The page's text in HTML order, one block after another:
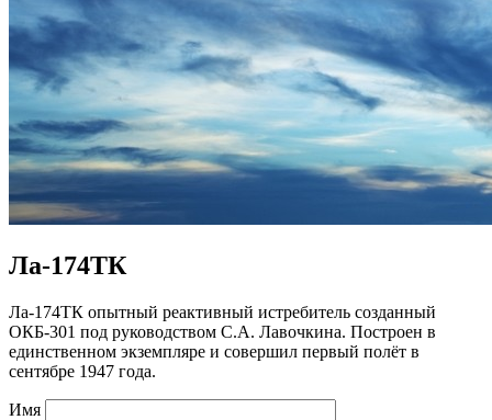
Ла-174ТК
Ла-174ТК опытный реактивный истребитель созданный
ОКБ-301 под руководством С.А. Лавочкина. Построен в
единственном экземпляре и совершил первый полёт в
сентябре 1947 года.
Имя